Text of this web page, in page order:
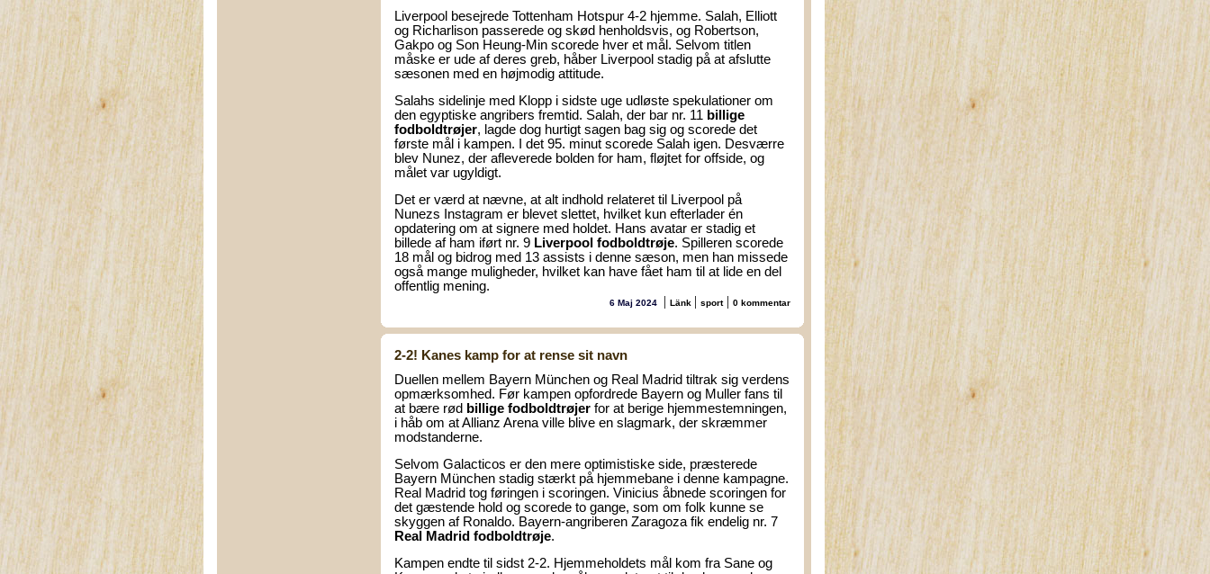
Liverpool besejrede Tottenham Hotspur 4-2 hjemme. Salah, Elliott
og Richarlison passerede og skød henholdsvis, og Robertson,
Gakpo og Son Heung-Min scorede hver et mål. Selvom titlen
måske er ude af deres greb, håber Liverpool stadig på at afslutte
sæsonen med en højmodig attitude.
Salahs sidelinje med Klopp i sidste uge udløste spekulationer om
den egyptiske angribers fremtid. Salah, der bar nr. 11 billige
fodboldtrøjer, lagde dog hurtigt sagen bag sig og scorede det
første mål i kampen. I det 95. minut scorede Salah igen. Desværre
blev Nunez, der afleverede bolden for ham, fløjtet for offside, og
målet var ugyldigt.
Det er værd at nævne, at alt indhold relateret til Liverpool på
Nunezs Instagram er blevet slettet, hvilket kun efterlader én
opdatering om at signere med holdet. Hans avatar er stadig et
billede af ham iført nr. 9 Liverpool fodboldtrøje. Spilleren scorede
18 mål og bidrog med 13 assists i denne sæson, men han missede
også mange muligheder, hvilket kan have fået ham til at lide en del
offentlig mening.
6 Maj 2024 | Länk | sport| 0 kommentar
2-2! Kanes kamp for at rense sit navn
Duellen mellem Bayern München og Real Madrid tiltrak sig verdens
opmærksomhed. Før kampen opfordrede Bayern og Muller fans til
at bære rød billige fodboldtrøjer for at berige hjemmestemningen,
i håb om at Allianz Arena ville blive en slagmark, der skræmmer
modstanderne.
Selvom Galacticos er den mere optimistiske side, præsterede
Bayern München stadig stærkt på hjemmebane i denne kampagne.
Real Madrid tog føringen i scoringen. Vinicius åbnede scoringen for
det gæstende hold og scorede to gange, som om folk kunne se
skyggen af Ronaldo. Bayern-angriberen Zaragoza fik endelig nr. 7
Real Madrid fodboldtrøje.
Kampen endte til sidst 2-2. Hjemmeholdets mål kom fra Sane og